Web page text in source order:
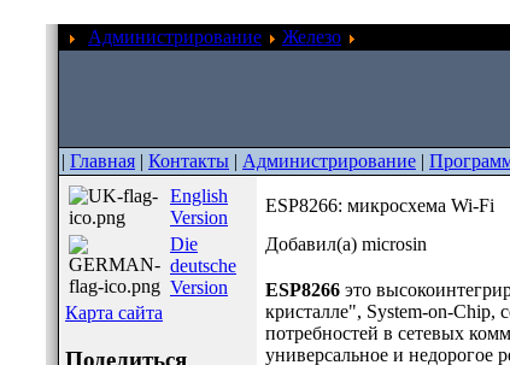
Администрирование Железо
| Главная | Контакты | Администрирование |
English
Version
Die
deutsche
Version
Карта сайта
Поделиться
ESP8266: микросхема Wi-Fi
Добавил(а) microsin
ESP8266 это
кристалле", System-on-Chip,
потребностей в сетевых
универсальное и недорогое